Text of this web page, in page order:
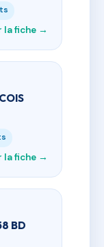
la fiche →
la fiche →
BD